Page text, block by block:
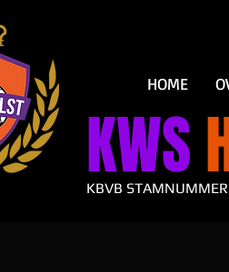
KWS
KBVB
HOME